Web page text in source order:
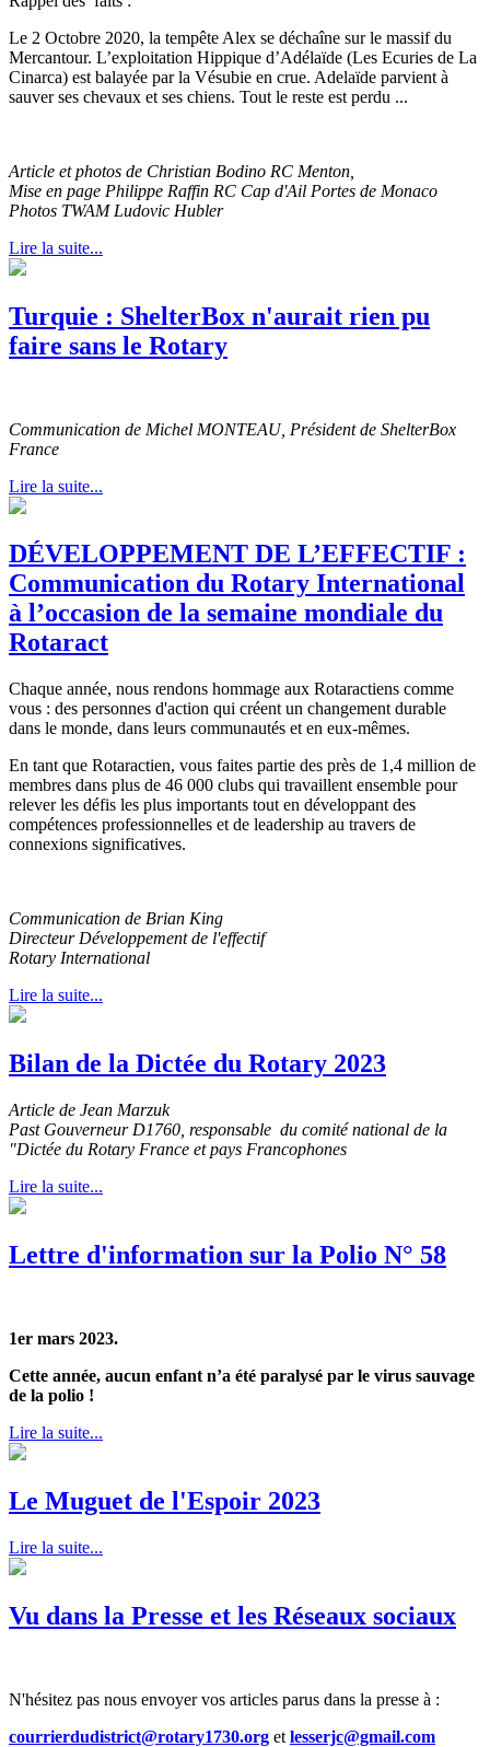
Le 2 Octobre 2020, la tempête Alex se déchaîne sur le massif du
Mercantour. L’exploitation Hippique d’Adélaïde (Les Ecuries de La
Cinarca) est balayée par la Vésubie en crue. Adelaïde parvient à
sauver ses chevaux et ses chiens. Tout le reste est perdu ...
Article et photos de Christian Bodino RC Menton,
Mise en page Philippe Raffin RC Cap d'Ail Portes de Monaco
Photos TWAM Ludovic Hubler
Lire la suite...
Turquie : ShelterBox n'aurait rien pu
faire sans le Rotary
Communication de Michel MONTEAU, Président de ShelterBox
France
Lire la suite...
DÉVELOPPEMENT DE L’EFFECTIF :
Communication du Rotary International
à l’occasion de la semaine mondiale du
Rotaract
Chaque année, nous rendons hommage aux Rotaractiens comme
vous : des personnes d'action qui créent un changement durable
dans le monde, dans leurs communautés et en eux-mêmes.
En tant que Rotaractien, vous faites partie des près de 1,4 million de
membres dans plus de 46 000 clubs qui travaillent ensemble pour
relever les défis les plus importants tout en développant des
compétences professionnelles et de leadership au travers de
connexions significatives.
Communication de Brian King
Directeur Développement de l'effectif
Rotary International
Lire la suite...
Bilan de la Dictée du Rotary 2023
Article de Jean Marzuk
Past Gouverneur D1760, responsable du comité national de la
"Dictée du Rotary France et pays Francophones
Lire la suite...
Lettre d'information sur la Polio N° 58
1er mars 2023.
Cette année, aucun enfant n’a été paralysé par le virus sauvage
de la polio !
Lire la suite...
Le Muguet de l'Espoir 2023
Lire la suite...
Vu dans la Presse et les Réseaux sociaux
N'hésitez pas nous envoyer vos articles parus dans la presse à :
courrierdudistrict@rotary1730.org et lesserjc@gmail.com